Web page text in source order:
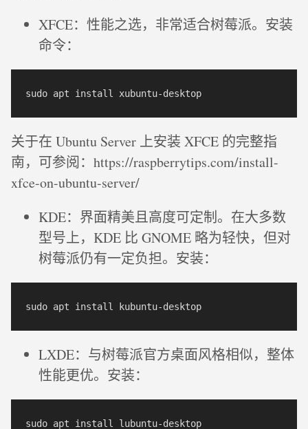
XFCE：性能之选，非常适合树莓派。安装
命令：
关于在 Ubuntu Server 上安装 XFCE 的完整指
南，可参阅：https://raspberrytips.com/install-
xfce-on-ubuntu-server/
KDE：界面精美且高度可定制。在大多数
型号上，KDE 比 GNOME 略为轻快，但对
树莓派仍有一定负担。安装：
LXDE：与树莓派官方桌面风格相似，整体
性能更优。安装：